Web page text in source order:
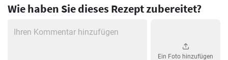
Wie haben Sie dieses Rezept zubereitet?
Ein Foto hinzufügen